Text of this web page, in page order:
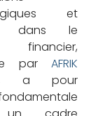
et
dans le
financier,
par AFRIK
a pour